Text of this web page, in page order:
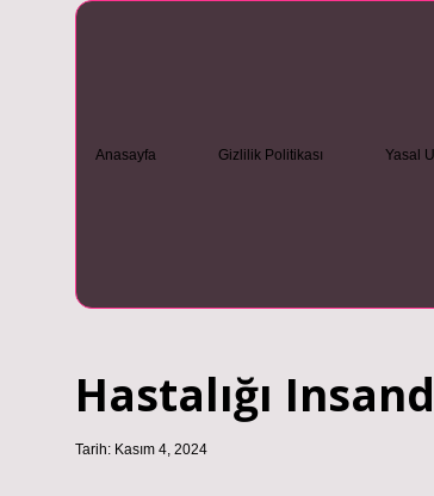
Anasayfa Gizlilik Politikası Yasal
Hastalığı
Tarih: Kasım 4, 2024